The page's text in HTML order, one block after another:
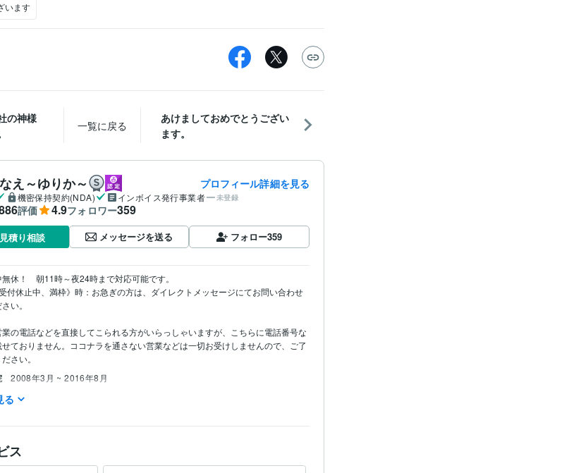
います
の神様
一覧に戻る
あけましておめでとうござい
ます。
え～ゆりか～ プロフィール詳細を見る
機密保持契約(NDA) インボイス発行事業者 未登録
評価 4.9フォロワー359
積り相談 メッセージを送る フォロー359
休！　朝11時～夜24時まで対応可能です。
付休止中、満枠》時：お急ぎの方は、ダイレクトメッセージにてお問い合わせ
い。
の電話などを直接してこられる方がいらっしゃいますが、こちらに電話番号な
せておりません。ココナラを通さない営業などは一切お受けしませんので、ご了
さい。
2008年3月 ~ 2016年8月
アニマル・コミュニケーション（霊視）
健康 癒し 相談
経営
る
ス